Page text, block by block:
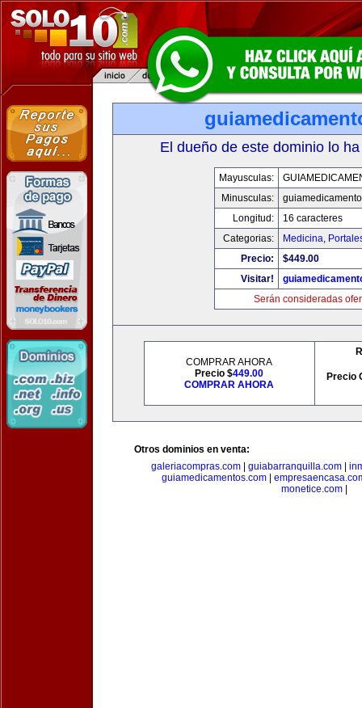
El dueño de este dominio lo
Mayusculas:
Minusculas:
Longitud:
16 caracteres
Categorias:
Medicina,
Precio:
$449.00
Visitar!
Serán consideradas
COMPRAR AHORA
Precio $449.00
COMPRAR AHORA
Precio
Otros dominios en venta:
galeriacompras.com
guiabarranquilla.com
guiamedicamentos.com|
monetice.com